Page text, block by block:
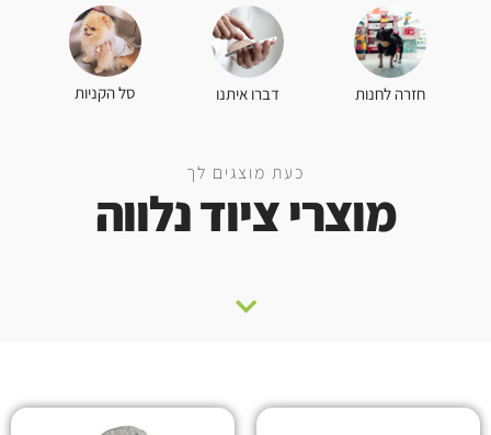
חזרה לחנות דברו איתנו סל הקניות
כעת מוצגים לך
מוצרי ציוד נלווה